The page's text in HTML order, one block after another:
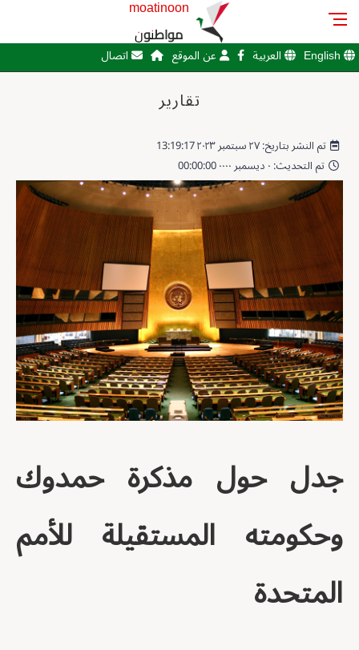
moatinoon
مواطنون
English العربية عن الموقع اتصال
تقارير
تم النشر بتاريخ: ٢٧ سبتمبر ٢٠٢٣ 13:19:17
تم التحديث: ٠ ديسمبر ٠٠٠٠ 00:00:00
جدل حول مذكرة حمدوك
وحكومته المستقيلة للأمم
المتحدة